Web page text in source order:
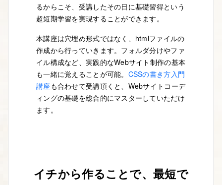
るからこそ、受講したその日に基礎習得という
超短期学習を実現することができます。
本講座は穴埋め形式ではなく、htmlファイルの
作成から行っていきます。フォルダ分けやファ
イル構成など、実践的なWebサイト制作の基本
も一緒に覚えることが可能。 CSSの書き方入門
講座 も合わせて受講頂くと、Webサイトコーデ
ィングの基礎を総合的にマスターしていただけ
ます。
イチから作ることで、最短で